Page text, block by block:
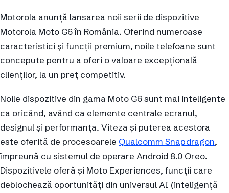
Motorola anunță lansarea noii serii de dispozitive
Motorola Moto G6 în România. Oferind numeroase
caracteristici și funcții premium, noile telefoane sunt
concepute pentru a oferi o valoare excepțională
clienților, la un preț competitiv.
Noile dispozitive din gama Moto G6 sunt mai inteligente
ca oricând, având ca elemente centrale ecranul,
designul și performanța. Viteza și puterea acestora
este oferită de procesoarele Qualcomm Snapdragon,
împreună cu sistemul de operare Android 8.0 Oreo.
Dispozitivele oferă și Moto Experiences, funcții care
deblochează oportunități din universul AI (inteligență